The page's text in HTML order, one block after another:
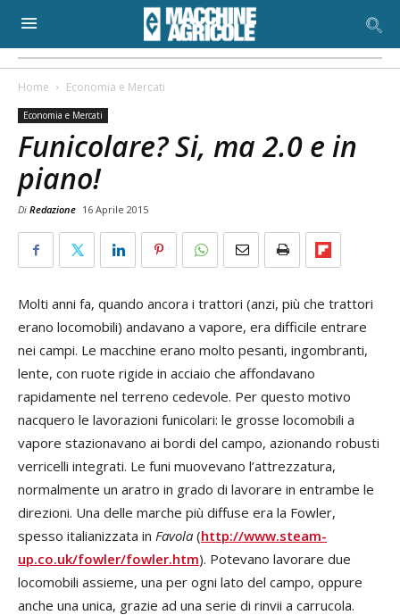
Home Economia e Mercati
Economia e Mercati
Funicolare? Si, ma 2.0 e in
piano!
Di Redazione 16 Aprile 2015
Molti anni fa, quando ancora i trattori (anzi, più che trattori
erano locomobili) andavano a vapore, era difficile entrare
nei campi. Le macchine erano molto pesanti, ingombranti,
lente, con ruote rigide in acciaio che affondavano
rapidamente nel terreno cedevole. Per questo motivo
nacquero le lavorazioni funicolari: le grosse locomobili a
vapore stazionavano ai bordi del campo, azionando robusti
verricelli integrati. Le funi muovevano l’attrezzatura,
normalmente un aratro in grado di lavorare in entrambe le
direzioni. Una delle marche più diffuse era la Fowler,
spesso italianizzata in Favola (http://www.steam-
up.co.uk/fowler/fowler.htm). Potevano lavorare due
locomobili assieme, una per ogni lato del campo, oppure
anche una unica, grazie ad una serie di rinvii a carrucola.